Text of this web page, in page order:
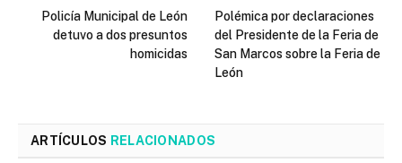
Policía Municipal de León
detuvo a dos presuntos
homicidas
Polémica por declaraciones
del Presidente de la Feria de
San Marcos sobre la Feria de
León
ARTÍCULOS RELACIONADOS